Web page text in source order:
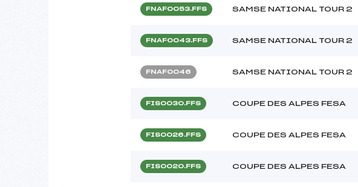
FNAF0053.FFS SAMSE NATIONAL TOUR 2
FNAF0043.FFS SAMSE NATIONAL TOUR 2
FNAF0046 SAMSE NATIONAL TOUR 2
FIS0030.FFS COUPE DES ALPES FESA
FIS0026.FFS COUPE DES ALPES FESA
FIS0020.FFS COUPE DES ALPES FESA